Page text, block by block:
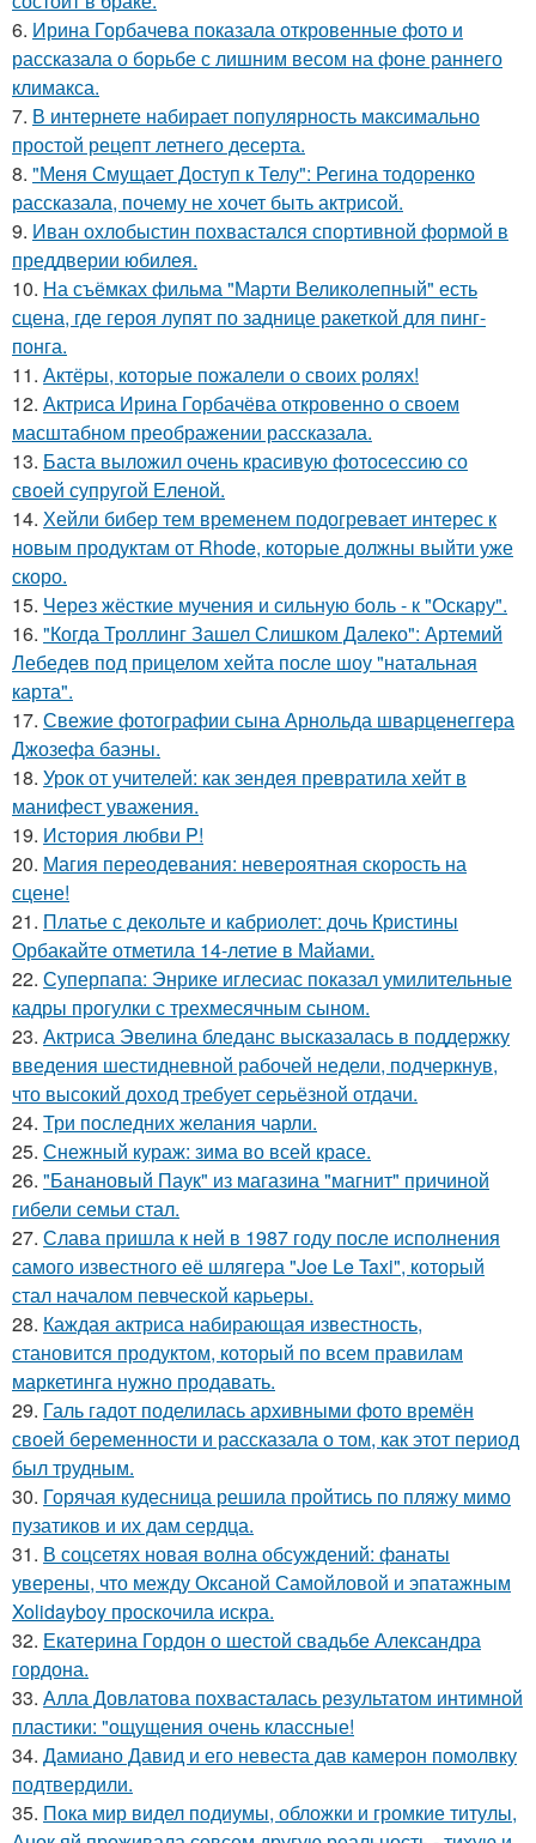
6. Ирина Горбачева показала откровенные фото и
рассказала о борьбе с лишним весом на фоне раннего
климакса.
7. В интернете набирает популярность максимально
простой рецепт летнего десерта.
8. "Меня Смущает Доступ к Телу": Регина тодоренко
рассказала, почему не хочет быть актрисой.
9. Иван охлобыстин похвастался спортивной формой в
преддверии юбилея.
10. На съёмках фильма "Марти Великолепный" есть
сцена, где героя лупят по заднице ракеткой для пинг-
понга.
11. Актёры, которые пожалели о своих ролях!
12. Актриса Ирина Горбачёва откровенно о своем
масштабном преображении рассказала.
13. Баста выложил очень красивую фотосессию со
своей супругой Еленой.
14. Хейли бибер тем временем подогревает интерес к
новым продуктам от Rhode, которые должны выйти уже
скоро.
15. Через жёсткие мучения и сильную боль - к "Оскару".
16. "Когда Троллинг Зашел Слишком Далеко": Артемий
Лебедев под прицелом хейта после шоу "натальная
карта".
17. Свежие фотографии сына Арнольда шварценеггера
Джозефа баэны.
18. Урок от учителей: как зендея превратила хейт в
манифест уважения.
19. История любви P!
20. Магия переодевания: невероятная скорость на
сцене!
21. Платье с декольте и кабриолет: дочь Кристины
Орбакайте отметила 14-летие в Майами.
22. Суперпапа: Энрике иглесиас показал умилительные
кадры прогулки с трехмесячным сыном.
23. Актриса Эвелина бледанс высказалась в поддержку
введения шестидневной рабочей недели, подчеркнув,
что высокий доход требует серьёзной отдачи.
24. Три последних желания чарли.
25. Снежный кураж: зима во всей красе.
26. "Банановый Паук" из магазина "магнит" причиной
гибели семьи стал.
27. Слава пришла к ней в 1987 году после исполнения
самого известного её шлягера "Joe Le Taxi", который
стал началом певческой карьеры.
28. Каждая актриса набирающая известность,
становится продуктом, который по всем правилам
маркетинга нужно продавать.
29. Галь гадот поделилась архивными фото времён
своей беременности и рассказала о том, как этот период
был трудным.
30. Горячая кудесница решила пройтись по пляжу мимо
пузатиков и их дам сердца.
31. В соцсетях новая волна обсуждений: фанаты
уверены, что между Оксаной Самойловой и эпатажным
Xolidayboy проскочила искра.
32. Екатерина Гордон о шестой свадьбе Александра
гордона.
33. Алла Довлатова похвасталась результатом интимной
пластики: "ощущения очень классные!
34. Дамиано Давид и его невеста дав камерон помолвку
подтвердили.
35. Пока мир видел подиумы, обложки и громкие титулы,